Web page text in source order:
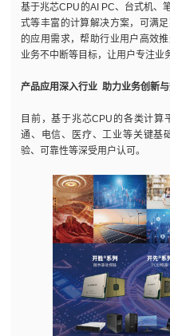
基于兆芯CPU的AI PC、台式机、
式等丰富的计算解决方案，可满
的应用需求，帮助行业用户高效
业务不中断等目标，让用户专注业
产品应用深入行业 助力业务创新
目前，基于兆芯CPU的各类计算
通、电信、医疗、工业等关键基
验、可靠性等深受用户认可。